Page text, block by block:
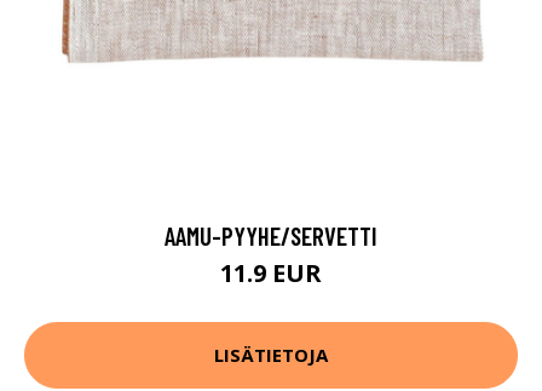
AAMU-PYYHE/SERVETTI
11.9 EUR
LISÄTIETOJA